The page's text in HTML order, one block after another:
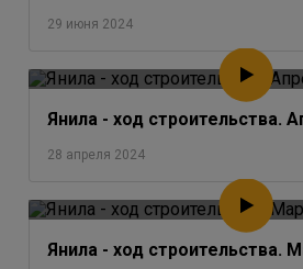
29 июня 2024
Янила - ход строительства.
28 апреля 2024
Янила - ход строительства.